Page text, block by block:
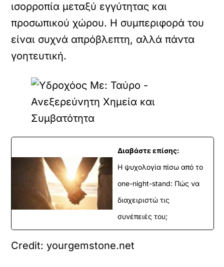
ισορροπία μεταξύ εγγύτητας και
προσωπικού χώρου. Η συμπεριφορά του
είναι συχνά απρόβλεπτη, αλλά πάντα
γοητευτική.
Διαβάστε επίσης:
Η ψυχολογία πίσω από το
one-night-stand: Πώς να
διαχειριστώ τις
συνέπειές του;
Credit: yourgemstone.net